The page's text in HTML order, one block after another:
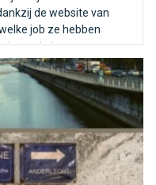
de website van
job ze hebben
bezoek dan